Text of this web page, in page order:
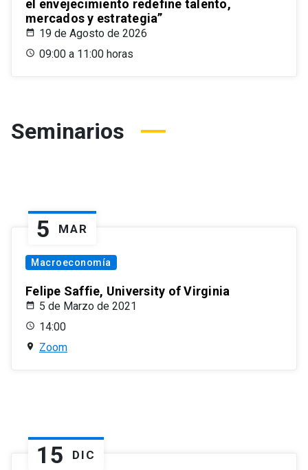
el envejecimiento redefine talento,
mercados y estrategia”
19 de Agosto de 2026
09:00 a 11:00 horas
Seminarios
5 MAR
Macroeconomía
Felipe Saffie, University of Virginia
5 de Marzo de 2021
14:00
Zoom
15 DIC